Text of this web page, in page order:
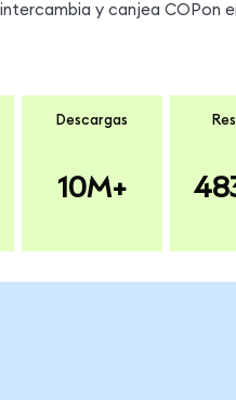
y canjea COPon
Descargas
10M+